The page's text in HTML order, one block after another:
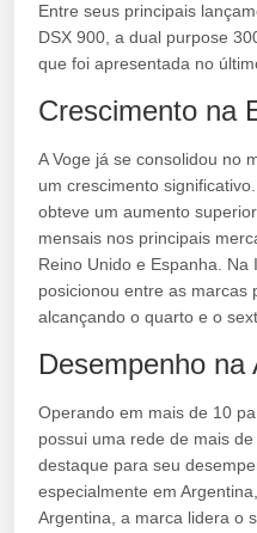
Entre seus principais
DSX 900, a dual purpose
que foi apresentada no
Crescimento na
A Voge já se consolidou no
um crescimento
obteve um aumento
mensais nos principais
Reino Unido e Espanha. Na
posicionou entre as marcas
alcançando o quarto e o
Desempenho na
Operando em mais de 10
possui uma rede de mais
destaque para seu
especialmente em
Argentina, a marca lidera o